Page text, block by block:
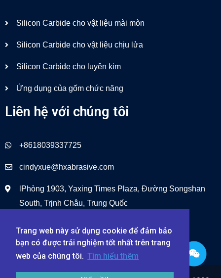
Trang web này sử dụng cookie để đảm bảo
bạn có được trải nghiệm tốt nhất trên trang
web của chúng tôi. Tìm hiểu thêm
Silicon Carbide cho vật liệu mài mòn
Silicon Carbide cho vật liệu chịu lửa
Silicon Carbide cho luyện kim
Ứng dụng của gốm chức năng
Liên hệ với chúng tôi
+8618039337725
cindyxue@hxabrasive.com
lPhòng 1903, Yaxing Times Plaza, Đường Songshan
South, Trịnh Châu, Trung Quốc